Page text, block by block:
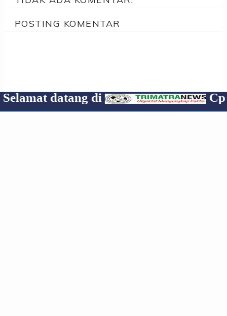
POSTING KOMENTAR
di Cp